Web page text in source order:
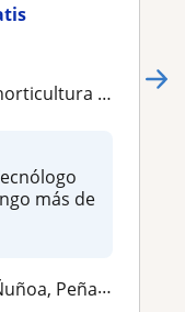
personal femenina
más de
Providencia